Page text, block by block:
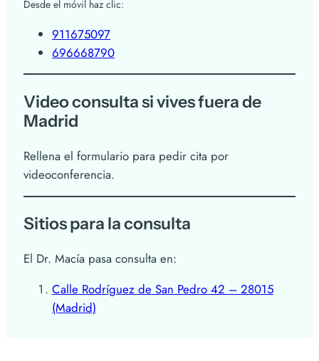
Desde el móvil haz clic:
911675097
696668790
Video consulta si vives fuera de
Madrid
Rellena el formulario para pedir cita por
videoconferencia.
Sitios para la consulta
El Dr. Macía pasa consulta en:
Calle Rodríguez de San Pedro 42 – 28015
(Madrid)